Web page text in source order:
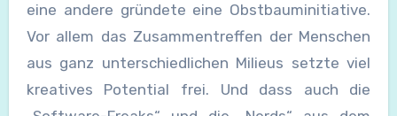
eine andere gründete eine Obstbauminitiative.
Vor allem das Zusammentreffen der Menschen
aus ganz unterschiedlichen Milieus setzte viel
kreatives Potential frei. Und dass auch die